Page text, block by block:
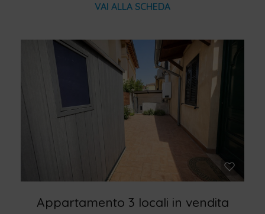
VAI ALLA SCHEDA
Appartamento 3 locali in vendita